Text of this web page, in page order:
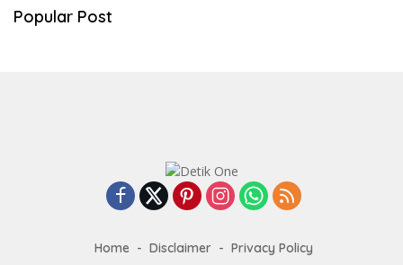
Popular Post
Home Disclaimer
Privacy Policy